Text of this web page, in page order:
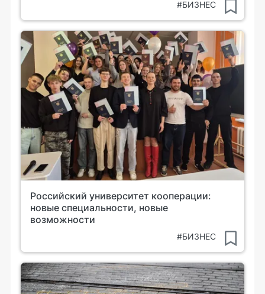
#БИЗНЕС
Российский университет кооперации:
новые специальности, новые
возможности
#БИЗНЕС